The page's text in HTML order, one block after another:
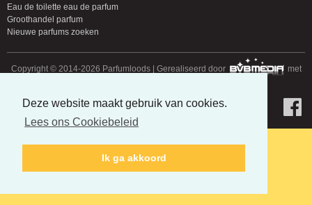
Deze website maakt gebruik van cookies.
Lees ons Cookiebeleid
Ik ga akkoord
Eau de toilette eau de parfum
Groothandel parfum
Nieuwe parfums zoeken
Copyright © 2014-2026 Parfumloods | Gerealiseerd door met